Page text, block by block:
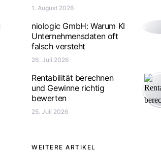
1. August 2026
niologic GmbH: Warum KI
Unternehmensdaten oft
falsch versteht
26. Juli 2026
Rentabilität berechnen
und Gewinne richtig
bewerten
25. Juli 2026
WEITERE ARTIKEL